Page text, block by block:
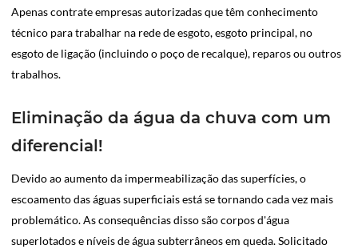
Apenas contrate empresas autorizadas que têm conhecimento
técnico para trabalhar na rede de esgoto, esgoto principal, no
esgoto de ligação (incluindo o poço de recalque), reparos ou outros
trabalhos.
Eliminação da água da chuva com um
diferencial!
Devido ao aumento da impermeabilização das superfícies, o
escoamento das águas superficiais está se tornando cada vez mais
problemático. As consequências disso são corpos d'água
superlotados e níveis de água subterrâneos em queda. Solicitado